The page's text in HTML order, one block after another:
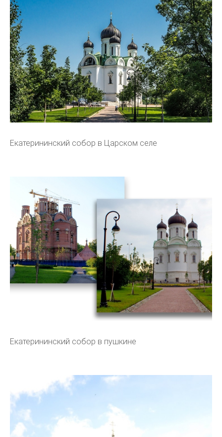
Екатерининский собор в Царском селе
Екатерининский собор в пушкине